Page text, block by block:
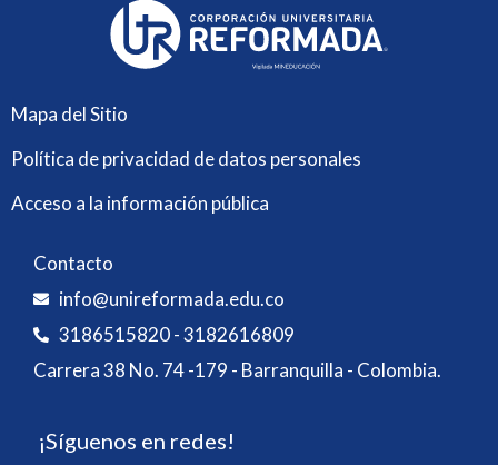
Mapa del Sitio
Política de privacidad de datos personales
Acceso a la información pública
Contacto
info@unireformada.edu.co
3186515820 - 3182616809
Carrera 38 No. 74 -179 - Barranquilla - Colombia.
¡Síguenos en redes!